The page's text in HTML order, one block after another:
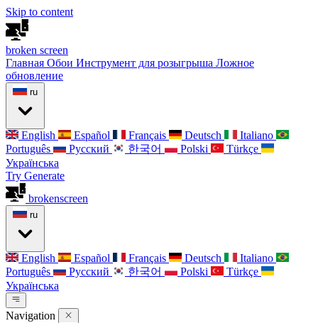
Skip to content
broken screen
Главная Обои Инструмент для розыгрыша Ложное
обновление
ru
English Español Français Deutsch
Italiano
Português
Русский 한국어 Polski
Türkçe
Українська
Try Generate
brokenscreen
ru
English Español Français Deutsch
Italiano
Português
Русский 한국어 Polski
Türkçe
Українська
Navigation